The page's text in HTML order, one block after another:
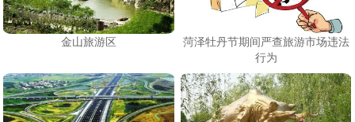
金山旅游区
菏泽牡丹节期间严查旅游市场违法
行为